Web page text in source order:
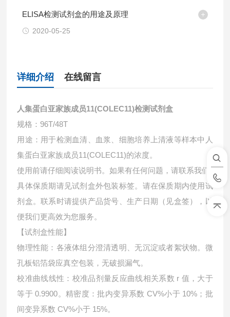
ELISA检测试剂盒的用途及原理
2020-05-25
详细介绍 在线留言
人集蛋白亚家族成员11(COLEC11)检测试剂盒
规格：96T/48T
用途：用于检测血清、血浆、细胞培养上清液等样本中 人
集蛋白亚家族成员11(COLEC11)的浓度。
使用前请仔细阅读说明书。如果有任何问题，请联系我们
具体保质期请见试剂盒外包装标签。请在保质期内使用试
剂盒。联系时请提供产品货号、生产日期（见盒签），以
便我们更高效为您服务。
【试剂盒性能】
物理性能：各液体组分澄清透明、无沉淀或者絮状物。微
孔板铝箔袋应真空包装，无破损漏气。
校准曲线线性：校准品剂量反应曲线相关系数 r 值，大于
等于 0.9900。精密度：批内变异系数 CV%小于 10%；批
间变异系数 CV%小于 15%。